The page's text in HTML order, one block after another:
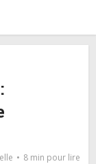
8 min pour lire